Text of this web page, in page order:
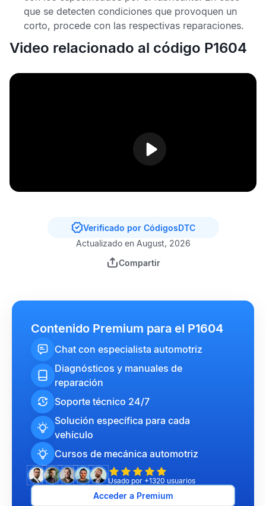
que se detecten condiciones que provoquen un
corto, procede con las respectivas reparaciones.
Video relacionado al código P1604
Verificado por CódigosDTC
Actualizado en August, 2026
Compartir
Contenido Premium para el P1604
Chat con especialista automotriz
Diagnósticos y manuales de
reparación
Soporte técnico 24/7
Solución específica para cada
vehículo
Cursos de mecánica automotriz
Usado por +1320 usuarios
Acceder a Premium